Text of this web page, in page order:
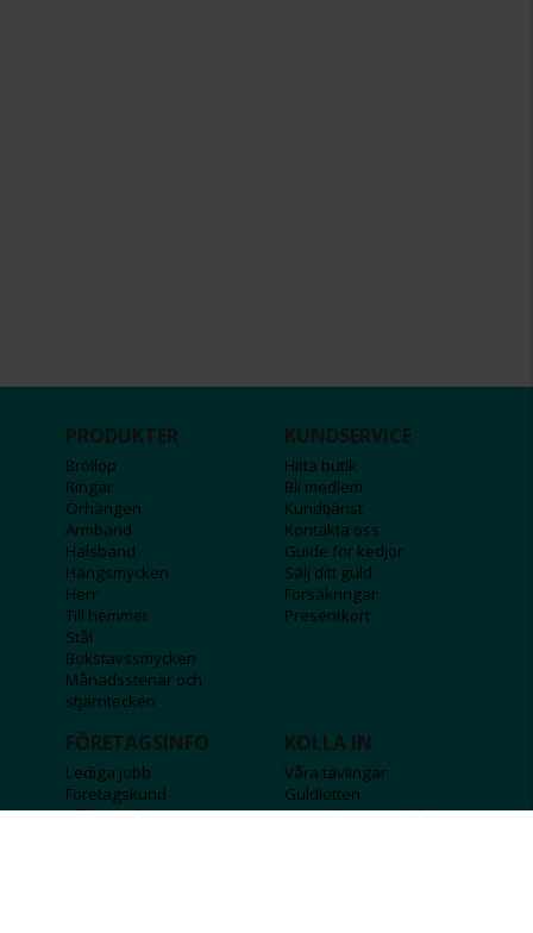
PRODUKTER
Bröllop
Ringar
Örhängen
Armband
Halsband
Hängsmycken
Herr
Till hemmet
Stål
Bokstavssmycken
Månadsstenar och
stjärntecken
KUNDSERVICE
Hitta butik
Bli medlem
Kundtjänst
Kontakta oss
Guide för kedjor
Sälj ditt guld
Försäkringar
Presentkort
FÖRETAGSINFO
Lediga jobb
Företagskund
Affiliateinformation
KOLLA IN
Våra tävlingar
Guldlotten
Graverbara produkter